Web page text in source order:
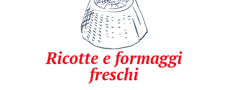
Ricotte e formaggi
freschi